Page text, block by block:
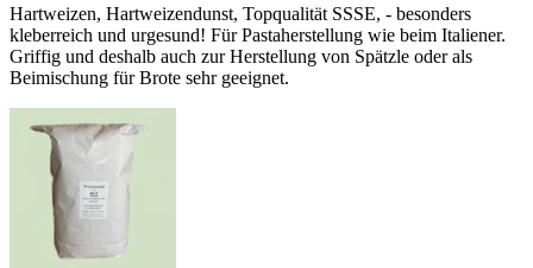
Hartweizen, Hartweizendunst, Topqualität SSSE, - besonders
kleberreich und urgesund! Für Pastaherstellung wie beim Italiener.
Griffig und deshalb auch zur Herstellung von Spätzle oder als
Beimischung für Brote sehr geeignet.